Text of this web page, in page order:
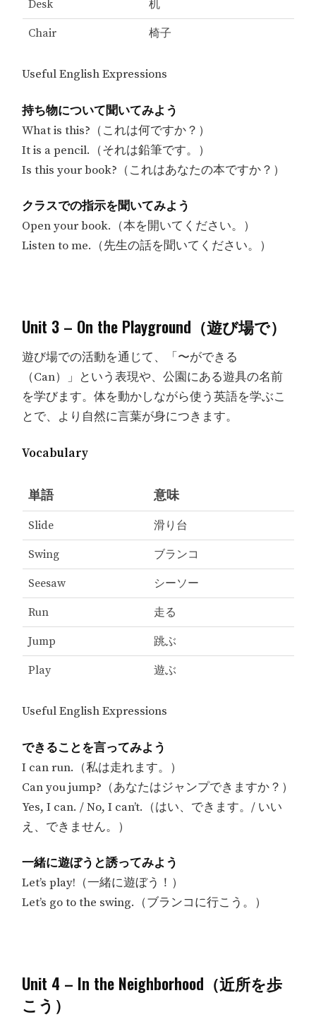
Desk 机
Chair 椅子
Useful English Expressions
持ち物について聞いてみよう
What is this?（これは何ですか？）
It is a pencil.（それは鉛筆です。）
Is this your book?（これはあなたの本ですか？）
クラスでの指示を聞いてみよう
Open your book.（本を開いてください。）
Listen to me.（先生の話を聞いてください。）
Unit 3 – On the Playground（遊び場で）
遊び場での活動を通じて、「〜ができる
（Can）」という表現や、公園にある遊具の名前
を学びます。体を動かしながら使う英語を学ぶこ
とで、より自然に言葉が身につきます。
Vocabulary
単語 意味
Slide 滑り台
Swing ブランコ
Seesaw シーソー
Run 走る
Jump 跳ぶ
Play 遊ぶ
Useful English Expressions
できることを言ってみよう
I can run.（私は走れます。）
Can you jump?（あなたはジャンプできますか？）
Yes, I can. / No, I can’t.（はい、できます。/ いい
え、できません。）
一緒に遊ぼうと誘ってみよう
Let’s play!（一緒に遊ぼう！）
Let’s go to the swing.（ブランコに行こう。）
Unit 4 – In the Neighborhood（近所を歩
こう）